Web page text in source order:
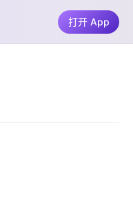
打开 App